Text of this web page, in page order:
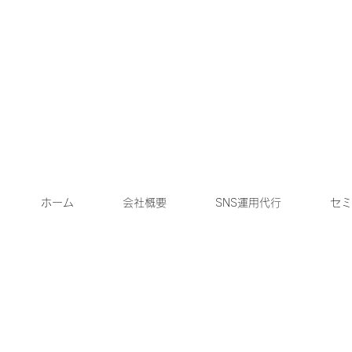
ホーム 会社概要 SNS運用代行 セ